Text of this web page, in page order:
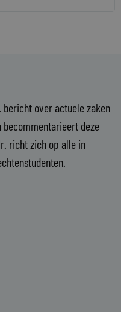
over actuele zaken
deze
richt zich op alle in